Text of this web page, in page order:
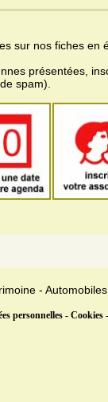
sur nos fiches en
présentées,
spam).
- Automobiles
personnelles - Cookies